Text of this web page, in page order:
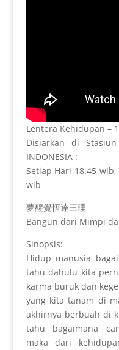
Lentera Kehidupan –
Disiarkan di
INDONESIA :
Setiap Hari 18.45
wib
夢醒覺悟達三理
Bangun dari Mimpi
Sinopsis:
Hidup manusia
tahu dahulu kita
karma buruk dan
yang kita tanam di
akhirnya berbuah di
tahu bagaimana
maka dari